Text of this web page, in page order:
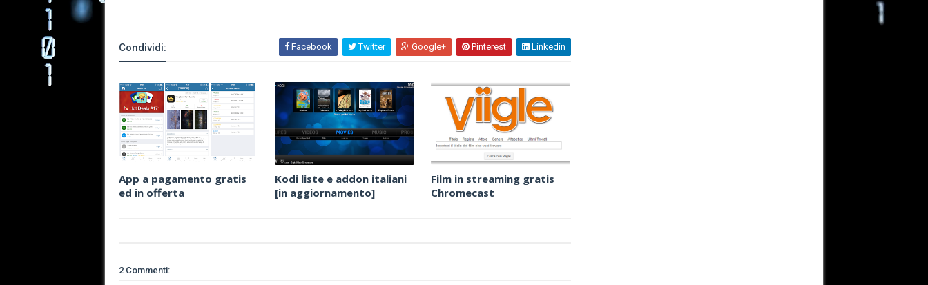
Condividi: Facebook Twitter Google+ Pinterest Linkedin
App a pagamento gratis
ed in offerta
Kodi liste e addon italiani
[in aggiornamento]
Film in streaming gratis
Chromecast
2 Commenti: